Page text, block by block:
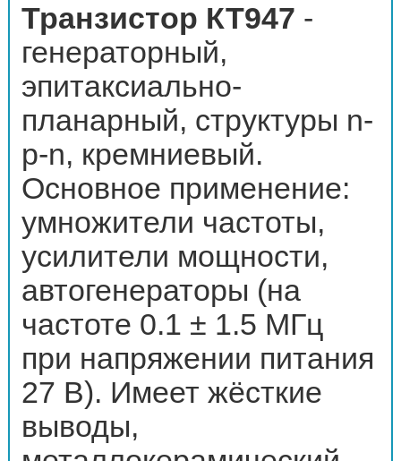
Транзистор КТ947 -
генераторный,
эпитаксиально-
планарный, структуры n-
p-n, кремниевый.
Основное применение:
умножители частоты,
усилители мощности,
автогенераторы (на
частоте 0.1 ± 1.5 МГц
при напряжении питания
27 В). Имеет жёсткие
выводы,